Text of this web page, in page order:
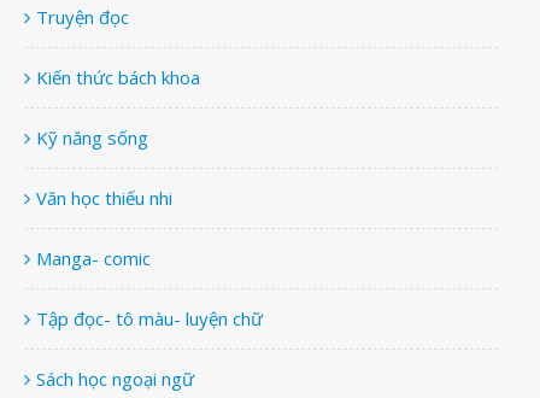
Truyện đọc
Kiến thức bách khoa
Kỹ năng sống
Văn học thiếu nhi
Manga- comic
Tập đọc- tô màu- luyện chữ
Sách học ngoại ngữ